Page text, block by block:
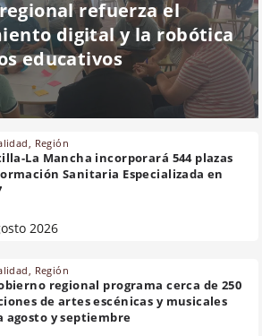
refuerza el
digital y la robótica
educativos
, Región
La Mancha incorporará 544 plazas
Sanitaria Especializada en
2026
Región
regional programa cerca de 250
de artes escénicas y musicales
agosto y septiembre